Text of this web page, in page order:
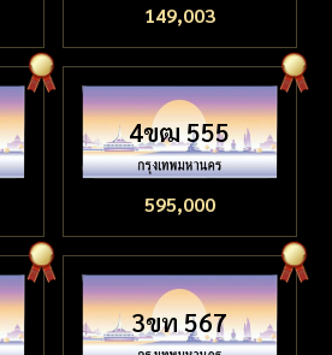
149,003
4ขฒ 555
595,000
3ขท 567